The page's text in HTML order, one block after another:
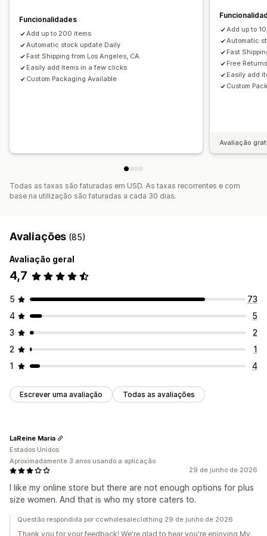
Importar e exportar
Funcionalidades
Add up to 200 items
Automatic stock update Daily
Fast Shipping from Los Angeles, CA
Easily add items in a few clicks
Custom Packaging Available
Add up to
Automatic
Fast
Free
Easily add
Custom
Avaliação
Todas as taxas são faturadas em USD. As taxas recorrentes e com
base na utilização são faturadas a cada 30 dias.
Avaliações (85)
Avaliação geral
4,7
5
73
4
5
3
2
2
1
1
4
Escrever uma avaliação Todas as avaliações
29 de junho de 2026
I like my online store but there are not enough options for plus
size women. And that is who my store caters to.
LaReine Maria
Estados Unidos
Aproximadamente 3 anos usando a aplicação
Questão respondida por ccwholesaleclothing 29 de junho de 2026
Thank you for your feedback! We're glad to hear you're enjoying My